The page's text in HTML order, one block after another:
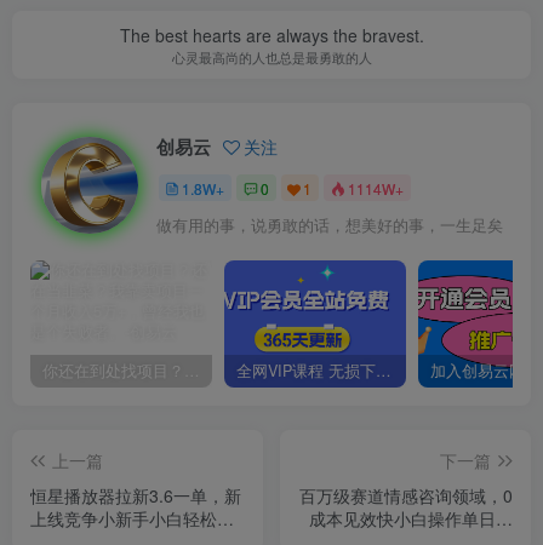
The best hearts are always the bravest.
心灵最高尚的人也总是最勇敢的人
创易云 关注
1.8W+ 0 1 1114W+
做有用的事，说勇敢的话，想美好的事，一生足矣
你还在到处找项目？还在当韭菜？我靠卖项目一个月收入5万+，曾经我也是个失败者。 全网VIP课程 无损下载~
上一篇
恒星播放器拉新3.6一单，新
上线竞争小新手小白轻松日
下一篇
百万级赛道情感咨询领域，0
成本见效快小白操作单日也